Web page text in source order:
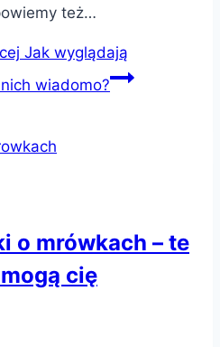
też…
Jak wyglądają
wiadomo?
o mrówkach – te
cię